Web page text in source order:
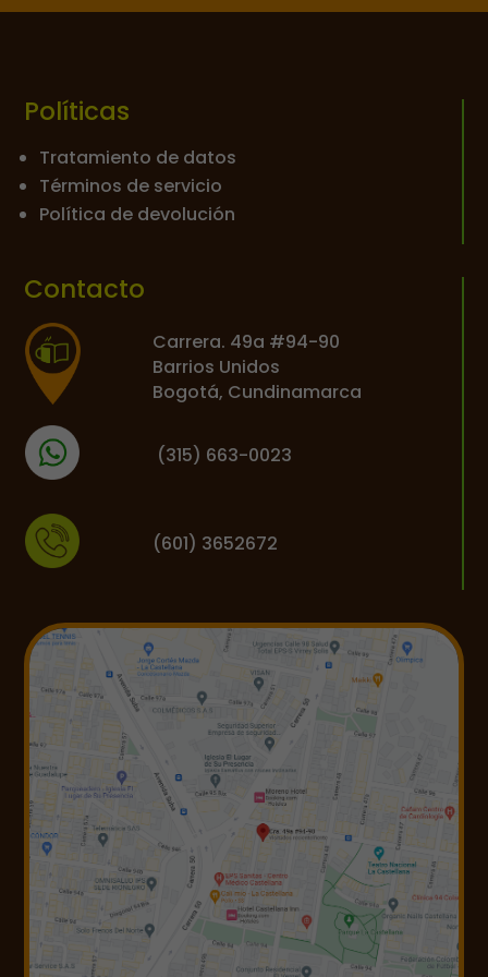
Políticas
Tratamiento de datos
Términos de servicio
Política de devolución
Contacto
Carrera. 49a #94-90
Barrios Unidos
Bogotá, Cundinamarca
(315) 663-0023
(601) 3652672